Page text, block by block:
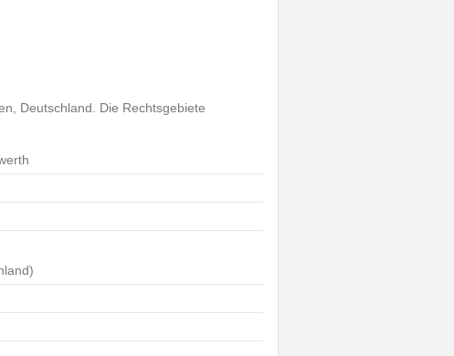
Deutschland. Die Rechtsgebiete